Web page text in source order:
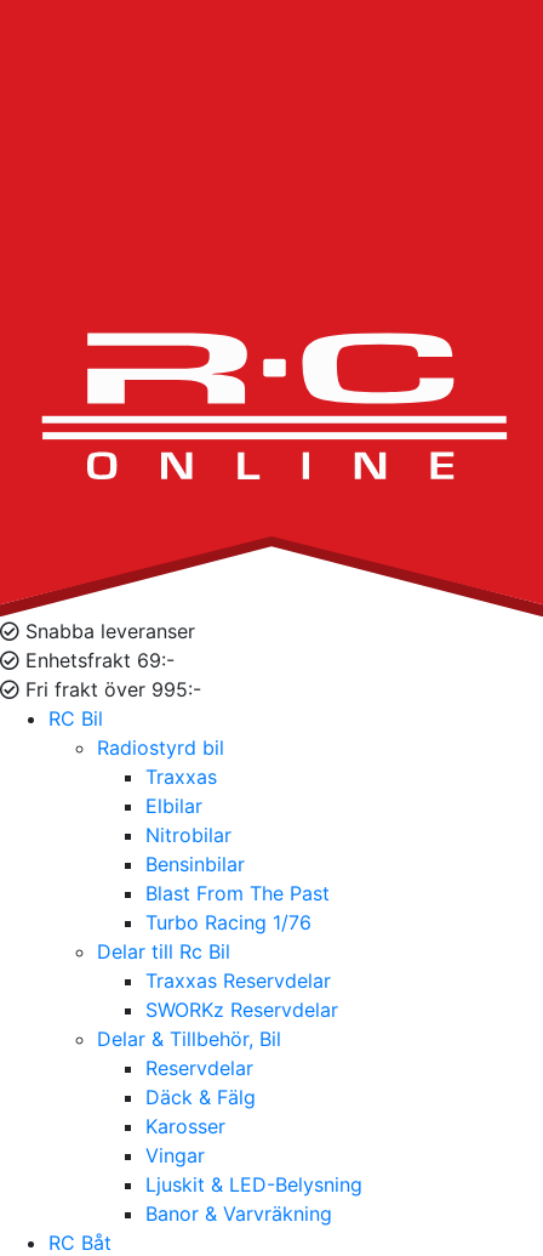
Snabba leveranser
Enhetsfrakt 69:-
Fri frakt över 995:-
RC Bil
Radiostyrd bil
Traxxas
Elbilar
Nitrobilar
Bensinbilar
Blast From The Past
Turbo Racing 1/76
Delar till Rc Bil
Traxxas Reservdelar
SWORKz Reservdelar
Delar & Tillbehör, Bil
Reservdelar
Däck & Fälg
Karosser
Vingar
Ljuskit & LED-Belysning
Banor & Varvräkning
RC Båt